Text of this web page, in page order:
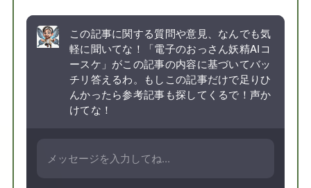
この記事に関する質問や意見、なんでも気
軽に聞いてな！「電子のおっさん妖精AIコ
ースケ」がこの記事の内容に基づいてバッ
チリ答えるわ。もしこの記事だけで足りひ
んかったら参考記事も探してくるで！声か
けてな！